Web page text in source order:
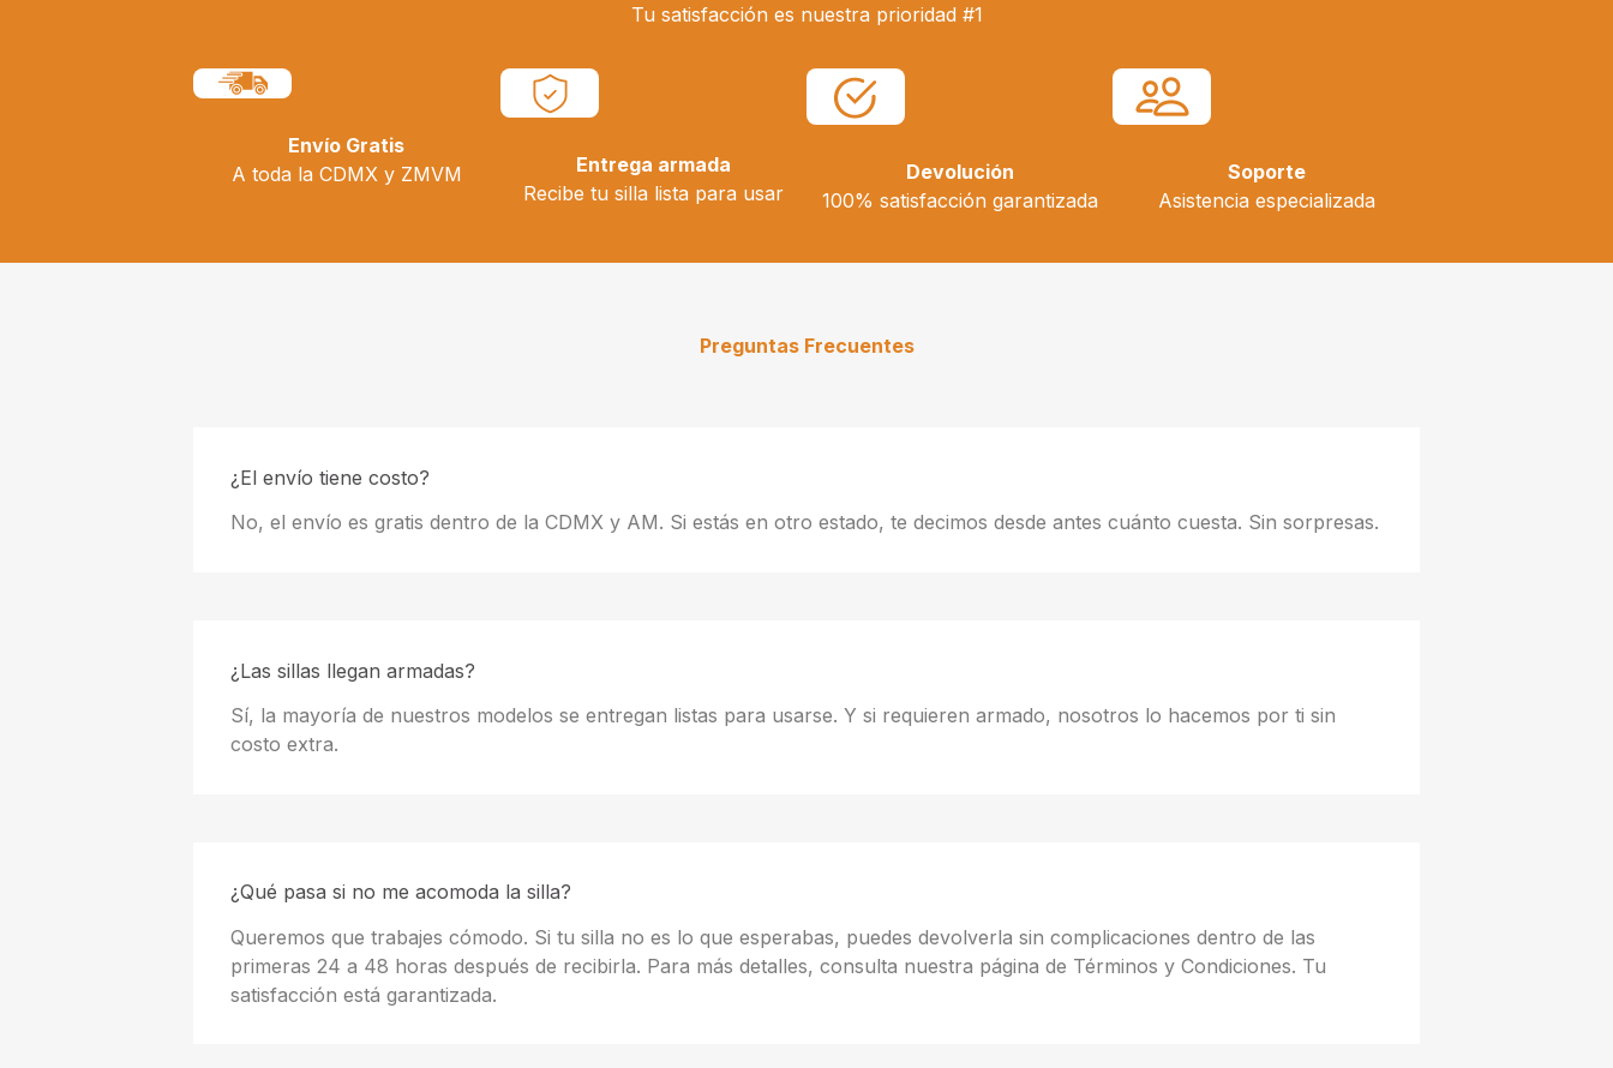
Tu satisfacción es nuestra prioridad #1
Envío Gratis
A toda la CDMX y ZMVM
Entrega armada
Recibe tu silla lista para usar
Devolución
100% satisfacción garantizada
Soporte
Asistencia especializada
Preguntas Frecuentes
¿El envío tiene costo?
No, el envío es gratis dentro de la CDMX y AM. Si estás en otro estado, te decimos desde antes cuánto cuesta. Sin sorpresas.
¿Las sillas llegan armadas?
Sí, la mayoría de nuestros modelos se entregan listas para usarse. Y si requieren armado, nosotros lo hacemos por ti sin
costo extra.
¿Qué pasa si no me acomoda la silla?
Queremos que trabajes cómodo. Si tu silla no es lo que esperabas, puedes devolverla sin complicaciones dentro de las
primeras 24 a 48 horas después de recibirla. Para más detalles, consulta nuestra página de Términos y Condiciones. Tu
satisfacción está garantizada.